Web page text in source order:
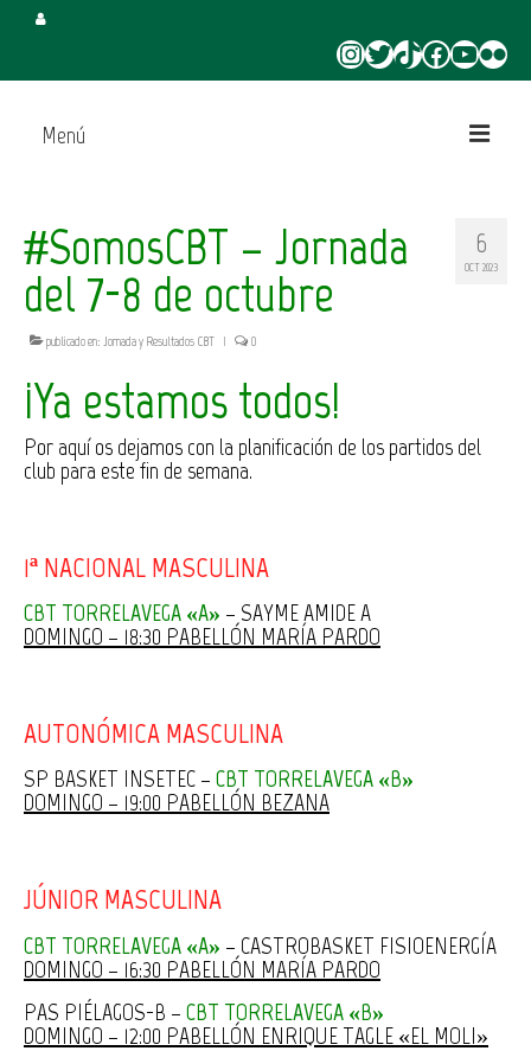
Instagram
Twitter
TikTokFacebook
YouTube
Flickr
Menú
Juega en CBT
Campus de Verano
Torneo 3×3 Verano
6
OCT 2023
#SomosCBT – Jornada
del 7-8 de octubre
publicado en: Jornada y Resultados CBT | 0
¡Ya estamos todos!
Por aquí os dejamos con la planificación de los partidos del
club para este fin de semana.
1ª NACIONAL MASCULINA
CBT TORRELAVEGA «A» – SAYME AMIDE A
DOMINGO – 18:30 PABELLÓN MARÍA PARDO
AUTONÓMICA MASCULINA
SP BASKET INSETEC – CBT TORRELAVEGA «B»
DOMINGO – 19:00 PABELLÓN BEZANA
JÚNIOR MASCULINA
CBT TORRELAVEGA «A» – CASTROBASKET FISIOENERGÍA
DOMINGO – 16:30 PABELLÓN MARÍA PARDO
PAS PIÉLAGOS-B – CBT TORRELAVEGA «B»
DOMINGO – 12:00 PABELLÓN ENRIQUE TAGLE «EL MOLI»